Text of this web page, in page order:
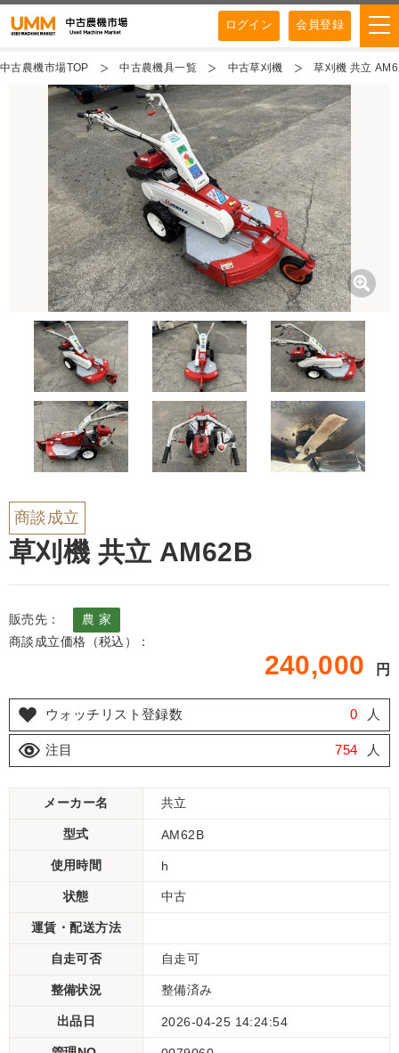
ログイン 会員登録
中古農機市場TOP 中古農機具一覧 中古草刈機 草刈機 共立
商談成立
草刈機 共立 AM62B
販売先：
農 家
商談成立価格（税込）：
240,000 円
ウォッチリスト登録数 0 人
注目 754 人
メーカー名 共立
型式 AM62B
使用時間 h
状態 中古
運賃・配送方法
自走可否 自走可
整備状況 整備済み
出品日 2026-04-25 14:24:54